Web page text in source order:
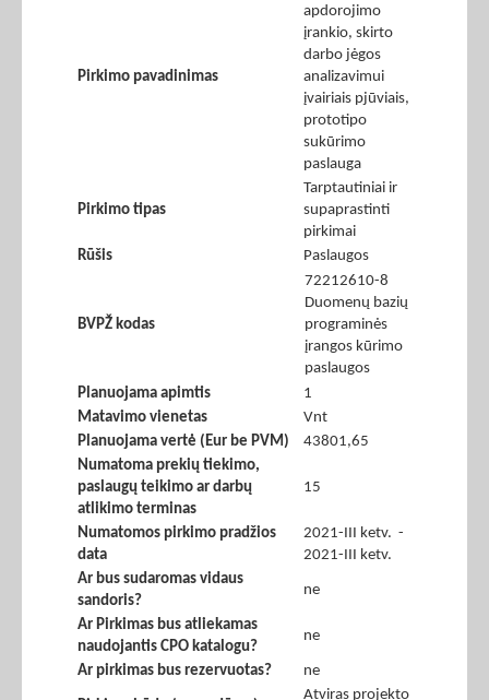
Pirkimo pavadinimas
apdorojimo
įrankio, skirto
darbo jėgos
analizavimui
įvairiais pjūviais,
prototipo
sukūrimo
paslauga
Pirkimo tipas
Tarptautiniai ir
supaprastinti
pirkimai
Rūšis
Paslaugos
BVPŽ kodas
72212610-8
Duomenų bazių
programinės
įrangos kūrimo
paslaugos
Planuojama apimtis
1
Matavimo vienetas
Vnt
Planuojama vertė (Eur be PVM)
43801,65
Numatoma prekių tiekimo,
paslaugų teikimo ar darbų
atlikimo terminas
15
Numatomos pirkimo pradžios
data
2021-III ketv. -
2021-III ketv.
Ar bus sudaromas vidaus
sandoris?
ne
Ar Pirkimas bus atliekamas
naudojantis CPO katalogu?
ne
Ar pirkimas bus rezervuotas? ne
Atviras projekto